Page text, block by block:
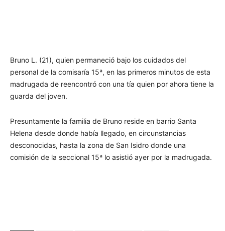
Bruno L. (21), quien permaneció bajo los cuidados del
personal de la comisaría 15ª, en las primeros minutos de esta
madrugada de reencontró con una tía quien por ahora tiene la
guarda del joven.
Presuntamente la familia de Bruno reside en barrio Santa
Helena desde donde había llegado, en circunstancias
desconocidas, hasta la zona de San Isidro donde una
comisión de la seccional 15ª lo asistió ayer por la madrugada.